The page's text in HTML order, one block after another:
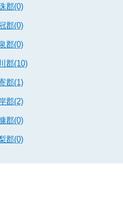
郡(0)
郡(0)
郡(0)
郡(10)
郡(1)
郡(2)
郡(0)
郡(0)